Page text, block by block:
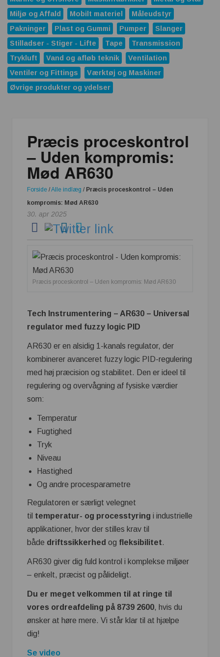
Miljø og Affald
Mobilt materiel
Måleudstyr
Pakninger
Plast og Gummi Pumper
Slanger
Stilladser - Stiger - Lifte
Tape
Transmission
Trykluft
Vand og afløb teknik
Ventilation
Ventiler og Fittings
Værktøj og Maskiner
Øvrige produkter og ydelser
Præcis proceskontrol
– Uden kompromis:
Mød AR630
Forside /Alle indlæg / Præcis proceskontrol – Uden
kompromis: Mød AR630
30. apr 2025
Præcis proceskontrol – Uden kompromis: Mød AR630
Tech Instrumentering – AR630 – Universal
regulator med fuzzy logic PID
AR630 er en alsidig 1-kanals regulator, der
kombinerer avanceret fuzzy logic PID-regulering
med høj præcision og stabilitet. Den er ideel til
regulering og overvågning af fysiske værdier
som:
Temperatur
Fugtighed
Tryk
Niveau
Hastighed
Og andre procesparametre
Regulatoren er særligt velegnet
til temperatur- og processtyring i industrielle
applikationer, hvor der stilles krav til
både driftssikkerhed og fleksibilitet.
AR630 giver dig fuld kontrol i komplekse miljøer
– enkelt, præcist og pålideligt.
Du er meget velkommen til at ringe til
vores ordreafdeling på 8739 2600, hvis du
ønsker at høre mere. Vi står klar til at hjælpe
dig!
Se video